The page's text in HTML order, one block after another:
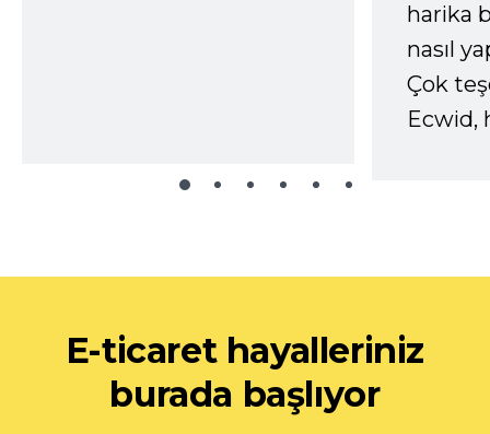
harika
nasıl
Çok
Ecwid,
E-ticaret hayalleriniz
burada başlıyor